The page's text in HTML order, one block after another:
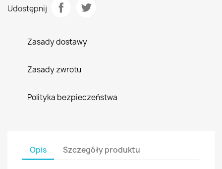
Udostępnij
Zasady dostawy
Zasady zwrotu
Polityka bezpieczeństwa
Opis Szczegóły produktu